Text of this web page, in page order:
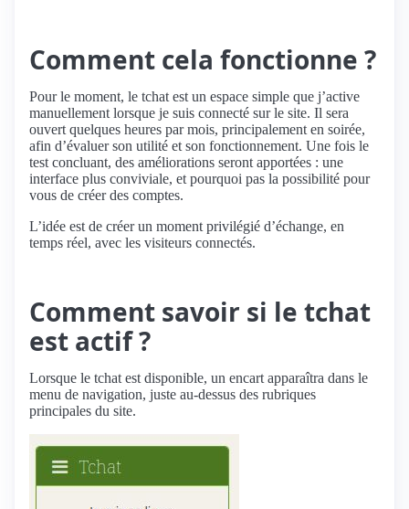
Comment cela fonctionne ?
Pour le moment, le tchat est un espace simple que j’active
manuellement lorsque je suis connecté sur le site. Il sera
ouvert quelques heures par mois, principalement en soirée,
afin d’évaluer son utilité et son fonctionnement. Une fois le
test concluant, des améliorations seront apportées : une
interface plus conviviale, et pourquoi pas la possibilité pour
vous de créer des comptes.
L’idée est de créer un moment privilégié d’échange, en
temps réel, avec les visiteurs connectés.
Comment savoir si le tchat
est actif ?
Lorsque le tchat est disponible, un encart apparaîtra dans le
menu de navigation, juste au-dessus des rubriques
principales du site.